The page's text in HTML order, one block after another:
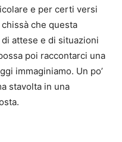
e per certi versi
che questa
attese e di situazioni
poi raccontarci una
immaginiamo. Un po’
stavolta in una